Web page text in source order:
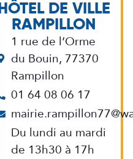
HÔTEL DE VILLE
RAMPILLON
1 rue de l’Orme
du Bouin, 77370
Rampillon
01 64 08 06 17
Du lundi au mardi
de 13h30 à 17h